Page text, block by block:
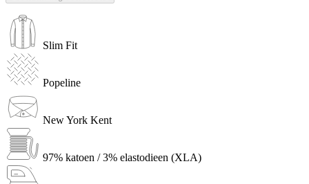
Slim Fit
Popeline
New York Kent
97% katoen / 3% elastodieen (XLA)